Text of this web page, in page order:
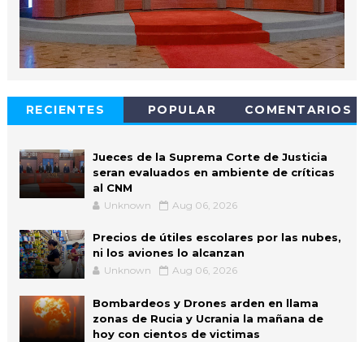
RECIENTES POPULAR COMENTARIOS
Jueces de la Suprema Corte de Justicia
seran evaluados en ambiente de críticas
al CNM
Unknown Aug 06, 2026
Precios de útiles escolares por las nubes,
ni los aviones lo alcanzan
Unknown Aug 06, 2026
Bombardeos y Drones arden en llama
zonas de Rucia y Ucrania la mañana de
hoy con cientos de victimas